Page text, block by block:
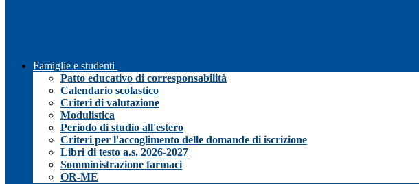
Famiglie e studenti
Patto educativo di corresponsabilità
Calendario scolastico
Criteri di valutazione
Modulistica
Periodo di studio all'estero
Criteri per l'accoglimento delle domande di iscrizione
Libri di testo a.s. 2026-2027
Somministrazione farmaci
OR-ME